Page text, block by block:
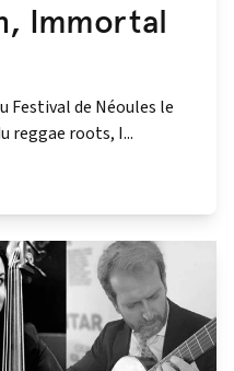
Immortal
Festival de Néoules le
reggae roots, I...